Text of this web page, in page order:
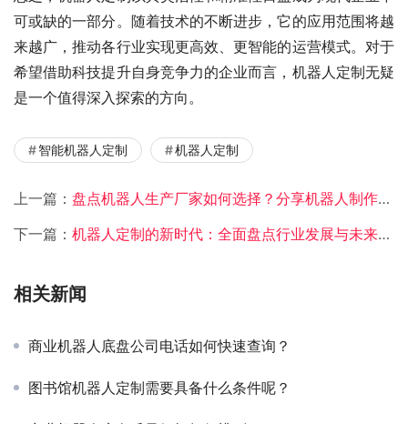
可或缺的一部分。随着技术的不断进步，它的应用范围将越
来越广，推动各行业实现更高效、更智能的运营模式。对于
希望借助科技提升自身竞争力的企业而言，机器人定制无疑
是一个值得深入探索的方向。
智能机器人定制 机器人定制
上一篇： 盘点机器人生产厂家如何选择？分享机器人制作厂家选择技巧
下一篇： 机器人定制的新时代：全面盘点行业发展与未来趋势
相关新闻
商业机器人底盘公司电话如何快速查询？
图书馆机器人定制需要具备什么条件呢？